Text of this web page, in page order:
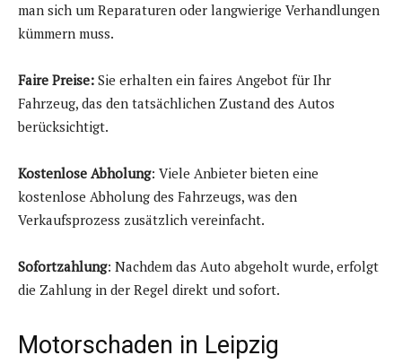
man sich um Reparaturen oder langwierige Verhandlungen
kümmern muss.
Faire Preise: Sie erhalten ein faires Angebot für Ihr
Fahrzeug, das den tatsächlichen Zustand des Autos
berücksichtigt.
Kostenlose Abholung: Viele Anbieter bieten eine
kostenlose Abholung des Fahrzeugs, was den
Verkaufsprozess zusätzlich vereinfacht.
Sofortzahlung: Nachdem das Auto abgeholt wurde, erfolgt
die Zahlung in der Regel direkt und sofort.
Motorschaden in Leipzig